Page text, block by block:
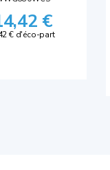
€
€ d'éco-part